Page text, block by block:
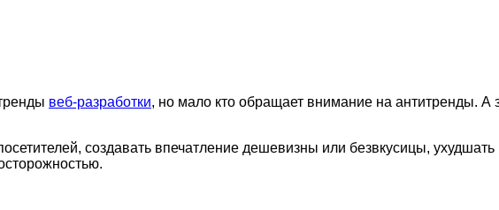
веб-разработки, но мало кто обращает внимание на антитренды. А
создавать впечатление дешевизны или безвкусицы,